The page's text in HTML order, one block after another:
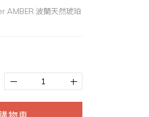
AMBER 波蘭天然琥珀